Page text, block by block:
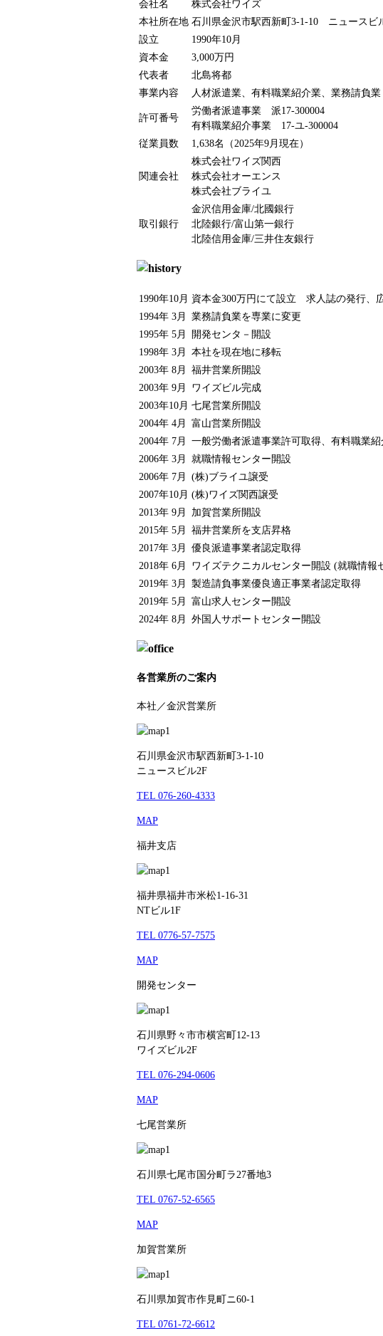
会社名
株式会社ワイズ
本社所在地 石川県金沢市駅西新町3-1-10 ニュースビ
設立
1990年10月
資本金
3,000万円
代表者
北島将都
事業内容
人材派遣業、有料職業紹介業、業務請負業
許可番号
労働者派遣事業 派17-300004
有料職業紹介事業 17-ユ-300004
従業員数
1,638名（2025年9月現在）
関連会社
株式会社ワイズ関西
株式会社オーエンス
株式会社ブライユ
取引銀行
金沢信用金庫/北國銀行
北陸銀行/富山第一銀行
北陸信用金庫/三井住友銀行
1990年10月 資本金300万円にて設立 求人誌の発行、
1994年 3月
業務請負業を専業に変更
1995年 5月
開発センタ－開設
1998年 3月
本社を現在地に移転
2003年 8月
福井営業所開設
2003年 9月
ワイズビル完成
2003年10月 七尾営業所開設
2004年 4月
富山営業所開設
2004年 7月
一般労働者派遣事業許可取得、有料職業
2006年 3月
就職情報センター開設
2006年 7月
(株)ブライユ譲受
2007年10月 (株)ワイズ関西譲受
2013年 9月
加賀営業所開設
2015年 5月
福井営業所を支店昇格
2017年 3月
優良派遣事業者認定取得
2018年 6月
ワイズテクニカルセンター開設 (就職情報
2019年 3月
製造請負事業優良適正事業者認定取得
2019年 5月
富山求人センター開設
2024年 8月
外国人サポートセンター開設
各営業所のご案内
本社／金沢営業所
石川県金沢市駅西新町3-1-10
ニュースビル2F
TEL 076-260-4333
MAP
福井支店
福井県福井市米松1-16-31
NTビル1F
TEL 0776-57-7575
MAP
開発センター
石川県野々市市横宮町12-13
ワイズビル2F
TEL 076-294-0606
MAP
七尾営業所
石川県七尾市国分町ラ27番地3
TEL 0767-52-6565
MAP
加賀営業所
石川県加賀市作見町ニ60-1
TEL 0761-72-6612